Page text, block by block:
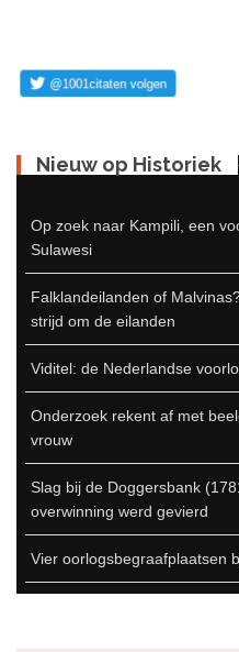
Nieuw op Historiek
Op zoek naar Kampili, een
Sulawesi
Falklandeilanden of
strijd om de eilanden
Viditel: de Nederlandse
Onderzoek rekent af met
vrouw
Slag bij de Doggersbank
overwinning werd gevierd
Vier oorlogsbegraafplaatsen